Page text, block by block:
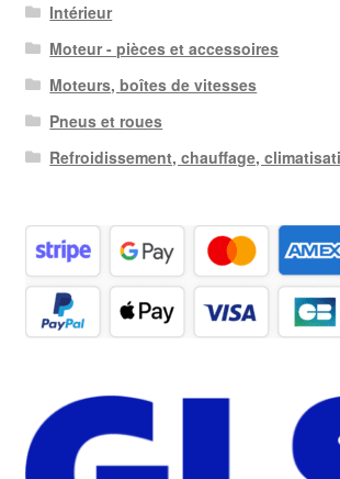
Intérieur
Moteur - pièces et accessoires
Moteurs, boîtes de vitesses
Pneus et roues
Refroidissement, chauffage,